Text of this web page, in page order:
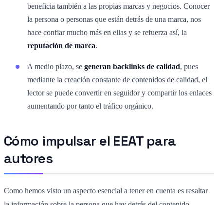
beneficia también a las propias marcas y negocios. Conocer
la persona o personas que están detrás de una marca, nos
hace confiar mucho más en ellas y se refuerza así, la
reputación de marca.
A medio plazo, se generan backlinks de calidad, pues
mediante la creación constante de contenidos de calidad, el
lector se puede convertir en seguidor y compartir los enlaces
aumentando por tanto el tráfico orgánico.
Cómo impulsar el EEAT para
autores
Como hemos visto un aspecto esencial a tener en cuenta es resaltar